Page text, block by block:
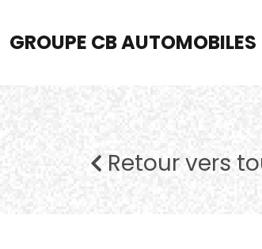
GROUPE CB AUTOMOBILES
Retour vers